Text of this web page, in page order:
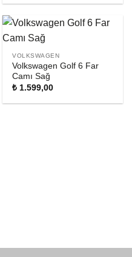
VOLKSWAGEN
Volkswagen Golf 6 Far
Camı Sağ
₺ 1.599,00